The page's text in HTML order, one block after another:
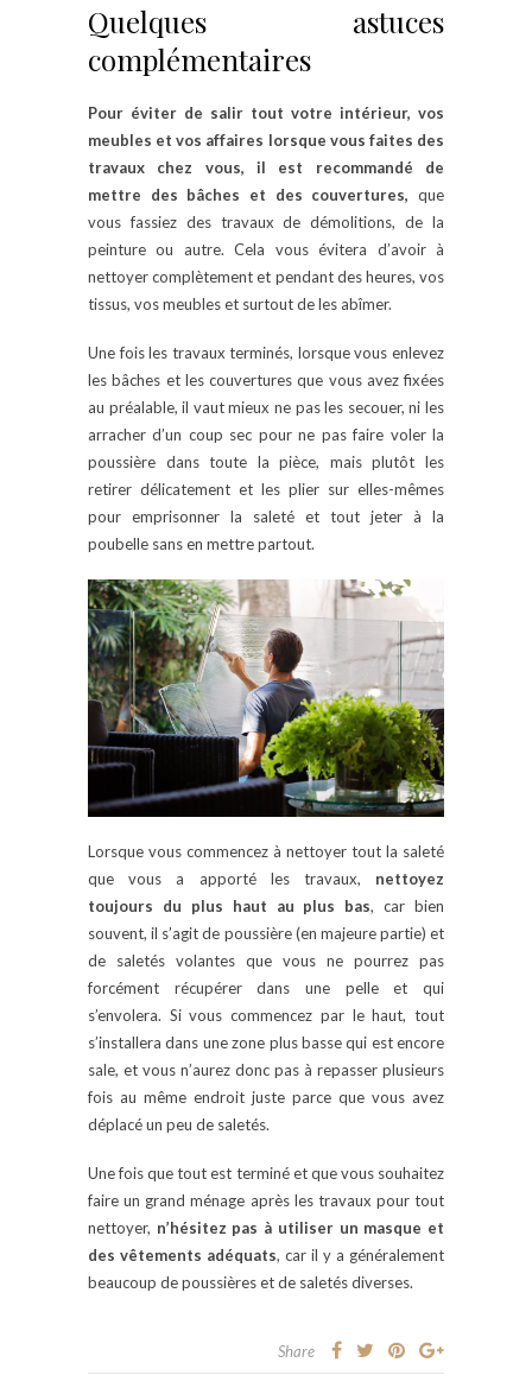
Quelques astuces
complémentaires
Pour éviter de salir tout votre intérieur, vos
meubles et vos affaires lorsque vous faites des
travaux chez vous, il est recommandé de
mettre des bâches et des couvertures, que
vous fassiez des travaux de démolitions, de la
peinture ou autre. Cela vous évitera d’avoir à
nettoyer complètement et pendant des heures, vos
tissus, vos meubles et surtout de les abîmer.
Une fois les travaux terminés, lorsque vous enlevez
les bâches et les couvertures que vous avez fixées
au préalable, il vaut mieux ne pas les secouer, ni les
arracher d’un coup sec pour ne pas faire voler la
poussière dans toute la pièce, mais plutôt les
retirer délicatement et les plier sur elles-mêmes
pour emprisonner la saleté et tout jeter à la
poubelle sans en mettre partout.
Lorsque vous commencez à nettoyer tout la saleté
que vous a apporté les travaux, nettoyez
toujours du plus haut au plus bas, car bien
souvent, il s’agit de poussière (en majeure partie) et
de saletés volantes que vous ne pourrez pas
forcément récupérer dans une pelle et qui
s’envolera. Si vous commencez par le haut, tout
s’installera dans une zone plus basse qui est encore
sale, et vous n’aurez donc pas à repasser plusieurs
fois au même endroit juste parce que vous avez
déplacé un peu de saletés.
Une fois que tout est terminé et que vous souhaitez
faire un grand ménage après les travaux pour tout
nettoyer, n’hésitez pas à utiliser un masque et
des vêtements adéquats, car il y a généralement
beaucoup de poussières et de saletés diverses.
Share